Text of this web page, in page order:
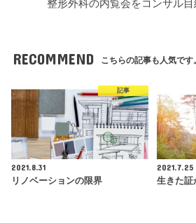
整形外科の内覧会をコンサル
RECOMMEND こちらの記事も人気です
記事
2021.8.31
リノベーションの限界
2021.7.25
生きた証